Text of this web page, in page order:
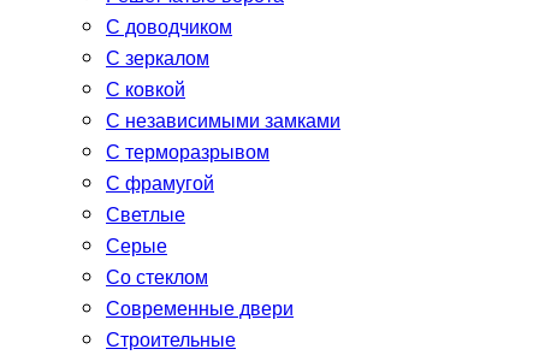
С доводчиком
С зеркалом
С ковкой
С независимыми замками
С терморазрывом
С фрамугой
Светлые
Серые
Со стеклом
Современные двери
Строительные